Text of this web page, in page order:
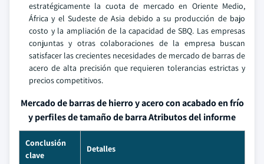
estratégicamente la cuota de mercado en Oriente Medio,
África y el Sudeste de Asia debido a su producción de bajo
costo y la ampliación de la capacidad de SBQ. Las empresas
conjuntas y otras colaboraciones de la empresa buscan
satisfacer las crecientes necesidades de mercado de barras de
acero de alta precisión que requieren tolerancias estrictas y
precios competitivos.
Mercado de barras de hierro y acero con acabado en frío
y perfiles de tamaño de barra Atributos del informe
Conclusión
clave
Detalles